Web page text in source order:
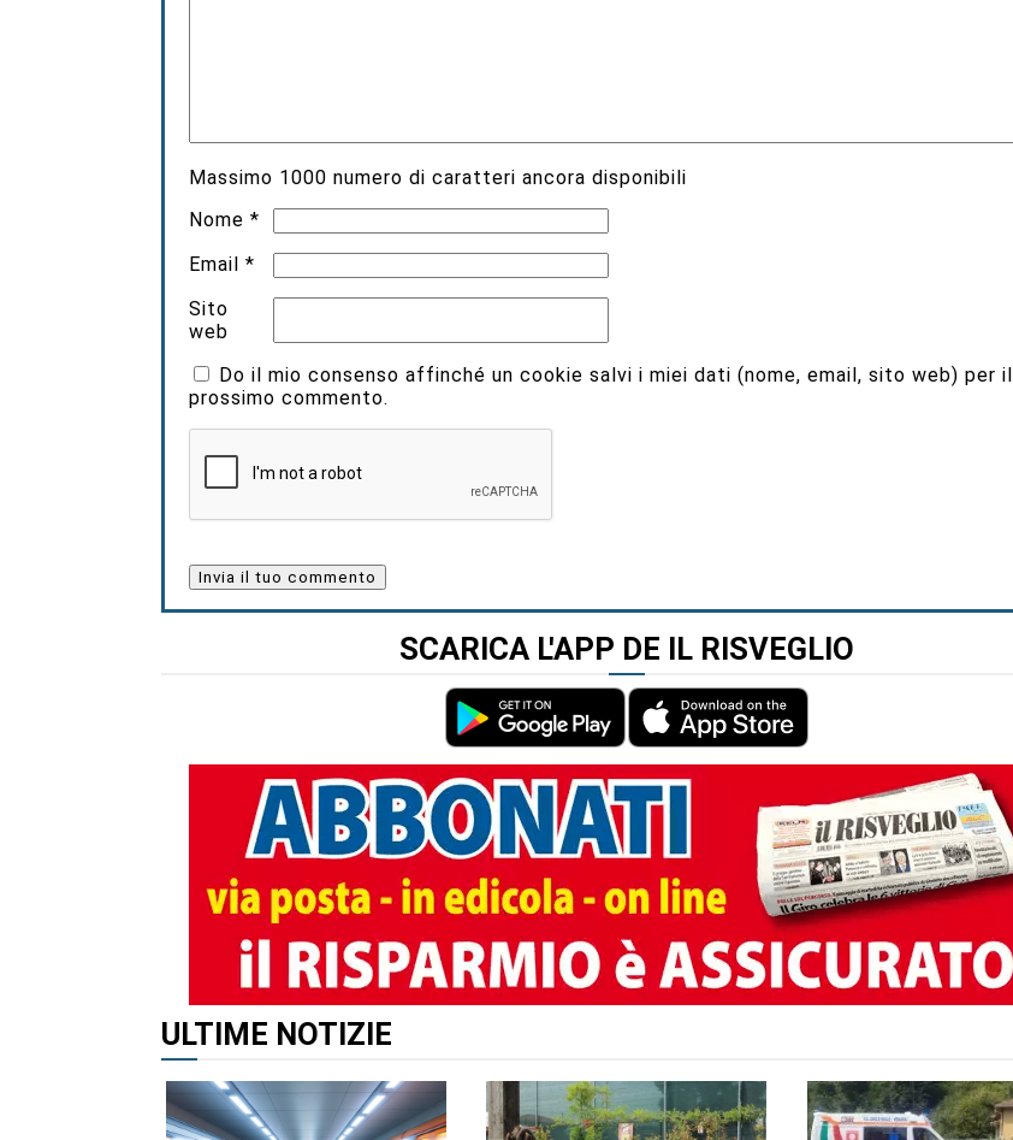
Massimo 1000 numero di caratteri ancora disponibili
Nome*
Email*
Sito
web
Do il mio consenso affinché un cookie salvi i miei dati (nome, email, sito web) per il
prossimo commento.
SCARICA L'APP DE IL RISVEGLIO
ULTIME NOTIZIE